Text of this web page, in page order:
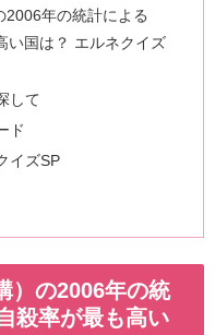
2006年の統計による
い国は？ エルネクイズ
して
ド
イズSP
）の2006年の統
殺率が最も高い